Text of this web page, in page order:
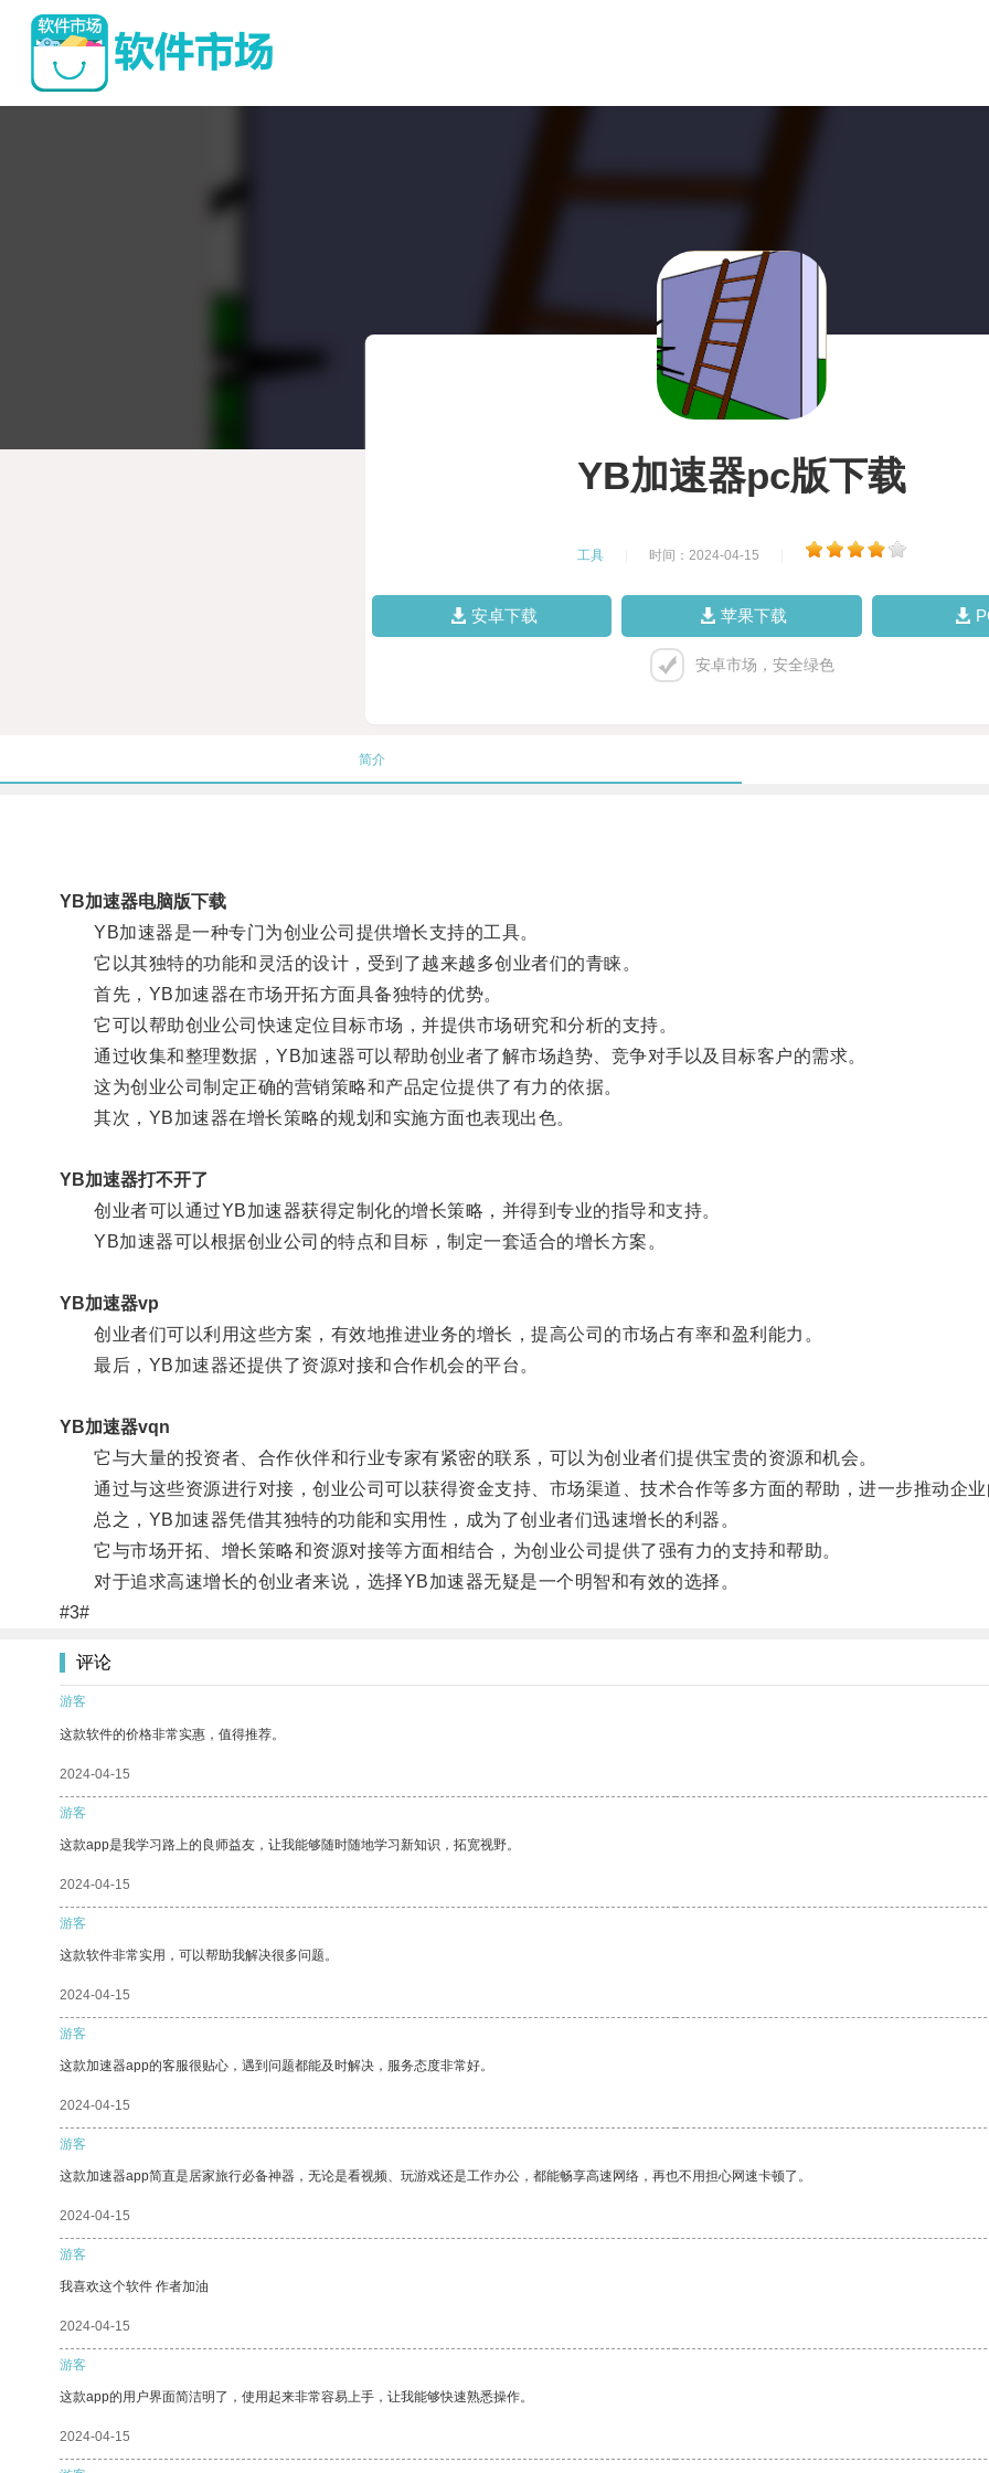
YB加速器pc版下载
工具 时间：2024-04-15
安卓下载 苹果下载
安卓市场，安全绿色
简介
YB加速器电脑版下载
YB加速器是一种专门为创业公司提供增长支持的工具。
它以其独特的功能和灵活的设计，受到了越来越多创业者们的青睐。
首先，YB加速器在市场开拓方面具备独特的优势。
它可以帮助创业公司快速定位目标市场，并提供市场研究和分析的支持。
通过收集和整理数据，YB加速器可以帮助创业者了解市场趋势、竞争对手以及目标客户的需求。
这为创业公司制定正确的营销策略和产品定位提供了有力的依据。
其次，YB加速器在增长策略的规划和实施方面也表现出色。
YB加速器打不开了
创业者可以通过YB加速器获得定制化的增长策略，并得到专业的指导和支持。
YB加速器可以根据创业公司的特点和目标，制定一套适合的增长方案。
YB加速器vp
创业者们可以利用这些方案，有效地推进业务的增长，提高公司的市场占有率和盈利能力。
最后，YB加速器还提供了资源对接和合作机会的平台。
YB加速器vqn
它与大量的投资者、合作伙伴和行业专家有紧密的联系，可以为创业者们提供宝贵的资源和机会。
通过与这些资源进行对接，创业公司可以获得资金支持、市场渠道、技术合作等多方面的帮助，进一步推动企业
总之，YB加速器凭借其独特的功能和实用性，成为了创业者们迅速增长的利器。
它与市场开拓、增长策略和资源对接等方面相结合，为创业公司提供了强有力的支持和帮助。
对于追求高速增长的创业者来说，选择YB加速器无疑是一个明智和有效的选择。
#3#
评论
游客
这款软件的价格非常实惠，值得推荐。
2024-04-15
游客
这款app是我学习路上的良师益友，让我能够随时随地学习新知识，拓宽视野。
2024-04-15
游客
这款软件非常实用，可以帮助我解决很多问题。
2024-04-15
游客
这款加速器app的客服很贴心，遇到问题都能及时解决，服务态度非常好。
2024-04-15
游客
这款加速器app简直是居家旅行必备神器，无论是看视频、玩游戏还是工作办公，都能畅享高速网络，再也不用担心网速卡顿了。
2024-04-15
游客
我喜欢这个软件 作者加油
2024-04-15
游客
这款app的用户界面简洁明了，使用起来非常容易上手，让我能够快速熟悉操作。
2024-04-15